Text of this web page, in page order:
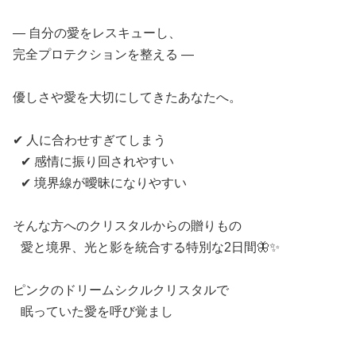
― 自分の愛をレスキューし、
完全プロテクションを整える ―
優しさや愛を大切にしてきたあなたへ。
✔ 人に合わせすぎてしまう
✔ 感情に振り回されやすい
✔ 境界線が曖昧になりやすい
そんな方へのクリスタルからの贈りもの
愛と境界、光と影を統合する特別な2日間🦋✨
ピンクのドリームシクルクリスタルで
眠っていた愛を呼び覚まし